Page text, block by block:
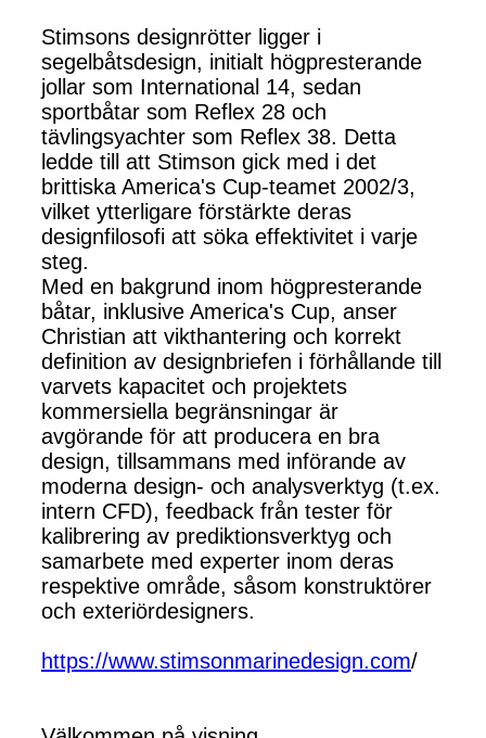
Stimsons designrötter ligger i
segelbåtsdesign, initialt högpresterande
jollar som International 14, sedan
sportbåtar som Reflex 28 och
tävlingsyachter som Reflex 38. Detta
ledde till att Stimson gick med i det
brittiska America's Cup-teamet 2002/3,
vilket ytterligare förstärkte deras
designfilosofi att söka effektivitet i varje
steg.
Med en bakgrund inom högpresterande
båtar, inklusive America's Cup, anser
Christian att vikthantering och korrekt
definition av designbriefen i förhållande till
varvets kapacitet och projektets
kommersiella begränsningar är
avgörande för att producera en bra
design, tillsammans med införande av
moderna design- och analysverktyg (t.ex.
intern CFD), feedback från tester för
kalibrering av prediktionsverktyg och
samarbete med experter inom deras
respektive område, såsom konstruktörer
och exteriördesigners.
https://www.stimsonmarinedesign.com/